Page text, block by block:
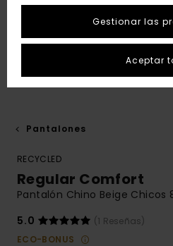
Pantalones
RECYCLED
Regular Comfort
Pantalón Chino Beige Chicos
5.0
(1 Reseñas)
ECO-BONUS
Gestionar las
Aceptar